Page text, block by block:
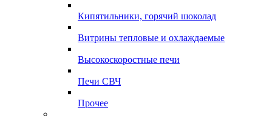
Кипятильники, горячий шоколад
Витрины тепловые и охлаждаемые
Высокоскоростные печи
Печи СВЧ
Прочее